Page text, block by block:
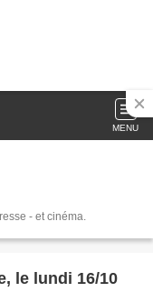
MENU
- et cinéma.
le lundi 16/10